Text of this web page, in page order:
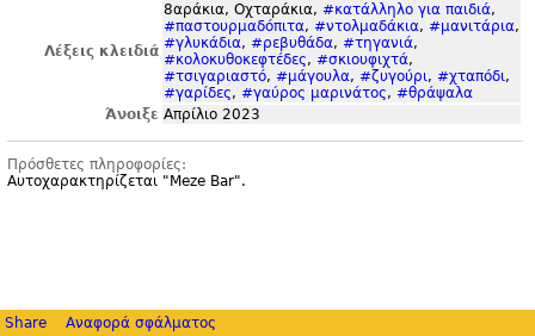
Λέξεις κλειδιά
8αράκια, Οχταράκια, #κατάλληλο για παιδιά,
#παστουρμαδόπιτα, #ντολμαδάκια, #μανιτάρια,
#γλυκάδια, #ρεβυθάδα, #τηγανιά,
#κολοκυθοκεφτέδες, #σκιουφιχτά,
#τσιγαριαστό, #μάγουλα, #ζυγούρι, #χταπόδι,
#γαρίδες, #γαύρος μαρινάτος, #θράψαλα
Άνοιξε Απρίλιο 2023
Πρόσθετες πληροφορίες:
Αυτοχαρακτηρίζεται " Meze Bar".
Share Αναφορά σφάλματος